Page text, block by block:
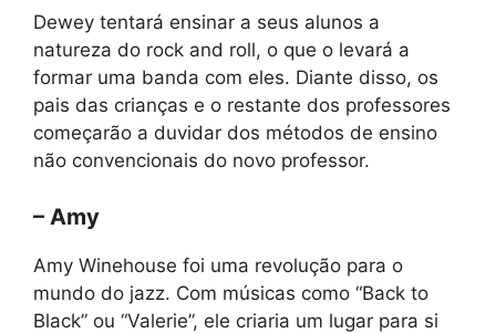
Dewey tentará ensinar a seus alunos a
natureza do rock and roll, o que o levará a
formar uma banda com eles. Diante disso, os
pais das crianças e o restante dos professores
começarão a duvidar dos métodos de ensino
não convencionais do novo professor.
– Amy
Amy Winehouse foi uma revolução para o
mundo do jazz. Com músicas como “Back to
Black” ou “Valerie”, ele criaria um lugar para si